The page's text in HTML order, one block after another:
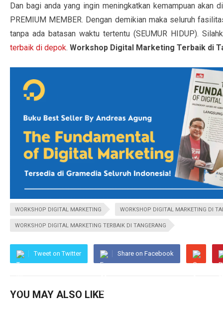
Dan bagi anda yang ingin meningkatkan kemampuan
PREMIUM MEMBER. Dengan demikian maka seluruh
tanpa ada batasan waktu tertentu (SEUMUR HIDUP).
terbaik di depok. Workshop Digital Marketing Terbaik di
WORKSHOP DIGITAL MARKETING WORKSHOP DIGITAL MARKETING DI
WORKSHOP DIGITAL MARKETING TERBAIK DI TANGERANG
Tweet on Twitter Share on Facebook
YOU MAY ALSO LIKE